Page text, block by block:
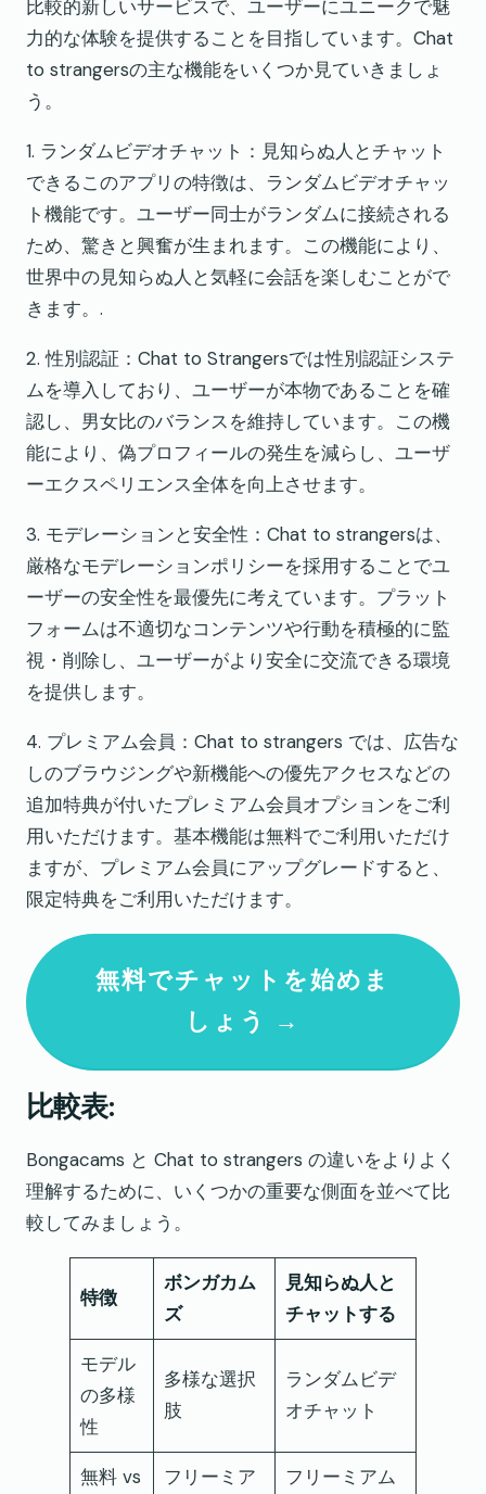
比較的新しいサービスで、ユーザーにユニークで魅
力的な体験を提供することを目指しています。Chat
to strangersの主な機能をいくつか見ていきましょ
う。
1. ランダムビデオチャット：見知らぬ人とチャット
できるこのアプリの特徴は、ランダムビデオチャッ
ト機能です。ユーザー同士がランダムに接続される
ため、驚きと興奮が生まれます。この機能により、
世界中の見知らぬ人と気軽に会話を楽しむことがで
きます。.
2. 性別認証：Chat to Strangersでは性別認証システ
ムを導入しており、ユーザーが本物であることを確
認し、男女比のバランスを維持しています。この機
能により、偽プロフィールの発生を減らし、ユーザ
ーエクスペリエンス全体を向上させます。
3. モデレーションと安全性：Chat to strangersは、
厳格なモデレーションポリシーを採用することでユ
ーザーの安全性を最優先に考えています。プラット
フォームは不適切なコンテンツや行動を積極的に監
視・削除し、ユーザーがより安全に交流できる環境
を提供します。
4. プレミアム会員：Chat to strangers では、広告な
しのブラウジングや新機能への優先アクセスなどの
追加特典が付いたプレミアム会員オプションをご利
用いただけます。基本機能は無料でご利用いただけ
ますが、プレミアム会員にアップグレードすると、
限定特典をご利用いただけます。
無料でチャットを始めま
しょう →
比較表:
Bongacams と Chat to strangers の違いをよりよく
理解するために、いくつかの重要な側面を並べて比
較してみましょう。
特徴
ボンガカム
ズ
見知らぬ人と
チャットする
モデル
の多様
性
多様な選択
肢
ランダムビデ
オチャット
無料 vs
フリーミア
フリーミアム